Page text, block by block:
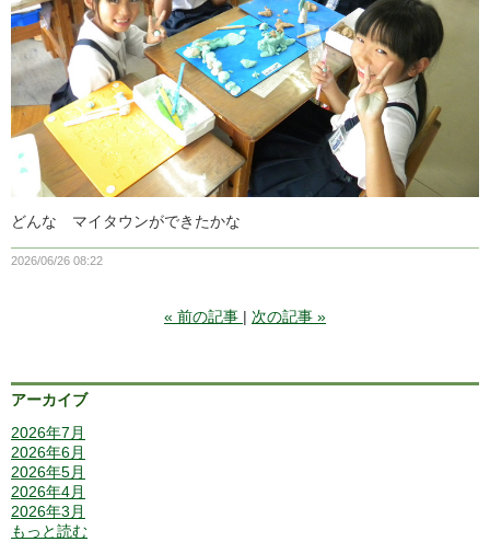
どんな マイタウンができたかな
2026/06/26 08:22
« 前の記事 次の記事 »
アーカイブ
2026年7月
2026年6月
2026年5月
2026年4月
2026年3月
もっと読む